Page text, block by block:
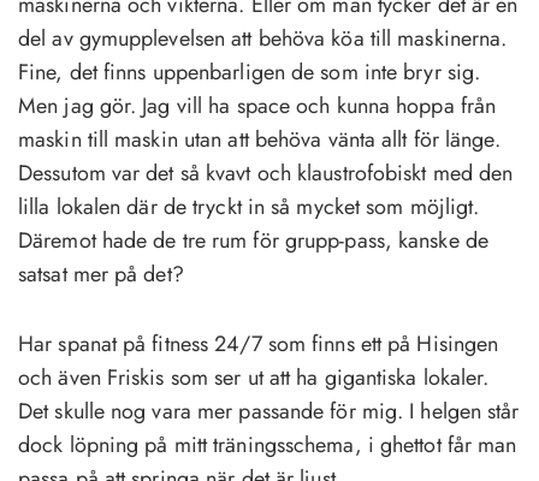
del av gymupplevelsen att behöva köa till maskinerna.
Fine, det finns uppenbarligen de som inte bryr sig.
Men jag gör. Jag vill ha space och kunna hoppa från
maskin till maskin utan att behöva vänta allt för länge.
Dessutom var det så kvavt och klaustrofobiskt med den
lilla lokalen där de tryckt in så mycket som möjligt.
Däremot hade de tre rum för grupp-pass, kanske de
satsat mer på det?
Har spanat på fitness 24/7 som finns ett på Hisingen
och även Friskis som ser ut att ha gigantiska lokaler.
Det skulle nog vara mer passande för mig. I helgen står
dock löpning på mitt träningsschema, i ghettot får man